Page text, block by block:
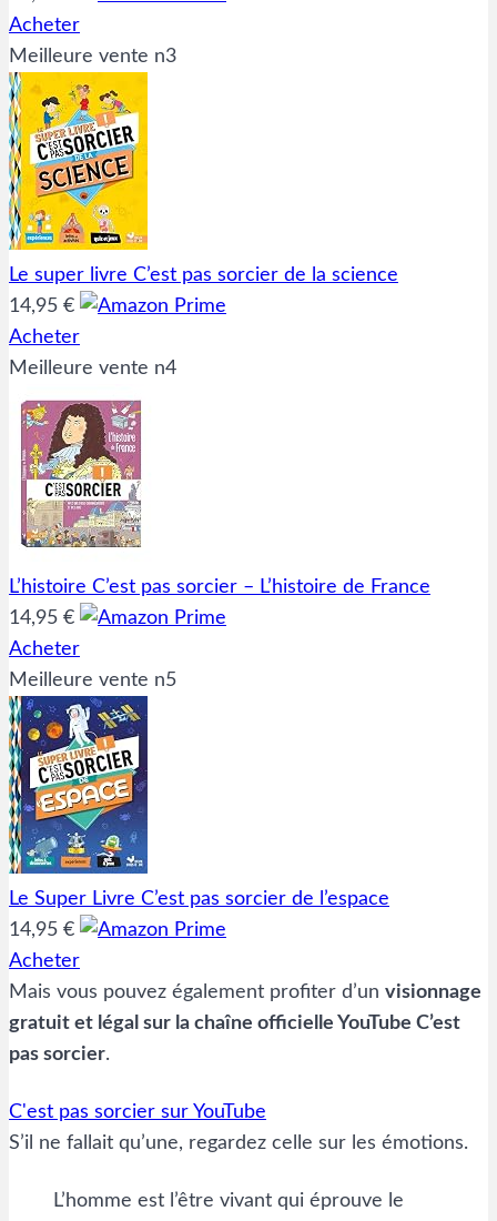
Acheter
Meilleure vente n3
Le super livre C’est pas sorcier de la science
14,95 €
Acheter
Meilleure vente n4
L’histoire C’est pas sorcier – L’histoire de France
14,95 €
Acheter
Meilleure vente n5
Le Super Livre C’est pas sorcier de l’espace
14,95 €
Acheter
Mais vous pouvez également profiter d’un visionnage
gratuit et légal sur la chaîne officielle YouTube C’est
pas sorcier.
C'est pas sorcier sur YouTube
S’il ne fallait qu’une, regardez celle sur les émotions.
L’homme est l’être vivant qui éprouve le